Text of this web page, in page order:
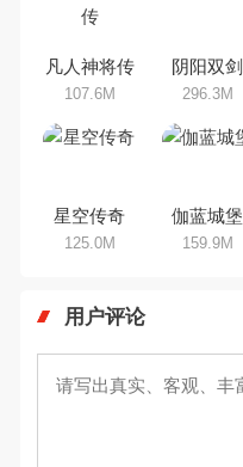
凡人神将传
107.6M
阴阳双剑
296.3M
星空传奇
125.0M
伽蓝城堡
159.9M
用户评论